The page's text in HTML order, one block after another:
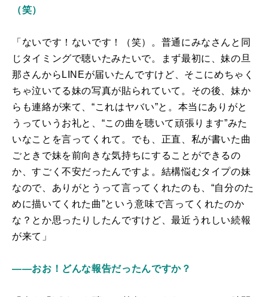
（笑）
「ないです！ないです！（笑）。普通にみなさんと同
じタイミングで聴いたみたいで。まず最初に、妹の旦
那さんからLINEが届いたんですけど、そこにめちゃく
ちゃ泣いてる妹の写真が貼られていて。その後、妹か
らも連絡が来て、“これはヤバい”と。本当にありがと
うっていうお礼と、“この曲を聴いて頑張ります”みた
いなことを言ってくれて。でも、正直、私が書いた曲
ごときで妹を前向きな気持ちにすることができるの
か、すごく不安だったんですよ。結構悩むタイプの妹
なので、ありがとうって言ってくれたのも、“自分のた
めに描いてくれた曲”という意味で言ってくれたのか
な？とか思ったりしたんですけど、最近うれしい続報
が来て」
――おお！どんな報告だったんですか？